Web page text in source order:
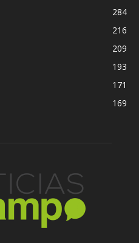
284
216
209
193
171
169